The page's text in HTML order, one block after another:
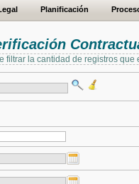
Planificación
filtrar la cantidad de registros que